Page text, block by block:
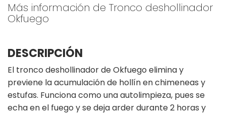
Más información de Tronco deshollinador
Okfuego
DESCRIPCIÓN
El tronco deshollinador de Okfuego elimina y
previene la acumulación de hollín en chimeneas y
estufas. Funciona como una autolimpieza, pues se
echa en el fuego y se deja arder durante 2 horas y